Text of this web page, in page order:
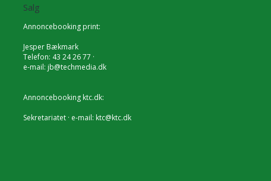
Salg
Annoncebooking print:
Jesper Bækmark
Telefon: 43 24 26 77 ·
e-mail: jb@techmedia.dk
Annoncebooking ktc.dk:
Sekretariatet · e-mail: ktc@ktc.dk